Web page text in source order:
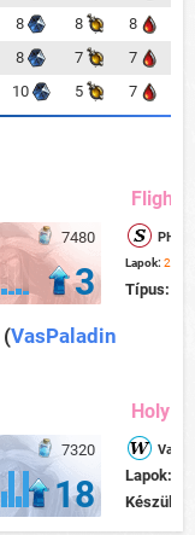
8 8
8
8 7
7
10 5 7
7480
3
Flight
Lapok: 22
Típus:
(VasPaladin
7320
18
Holy
Lapok:
Készült: